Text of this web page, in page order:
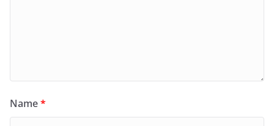
Name*